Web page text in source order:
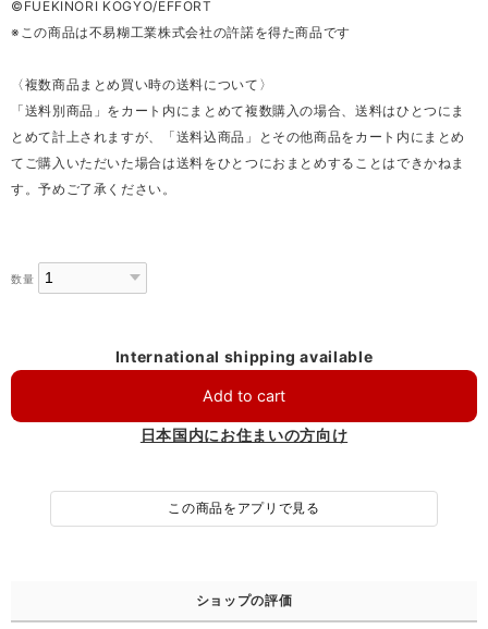
©️FUEKINORI KOGYO/EFFORT
※この商品は不易糊工業株式会社の許諾を得た商品です
〈複数商品まとめ買い時の送料について〉
「送料別商品」をカート内にまとめて複数購入の場合、送料はひとつにま
とめて計上されますが、「送料込商品」とその他商品をカート内にまとめ
てご購入いただいた場合は送料をひとつにおまとめすることはできかねま
す。予めご了承ください。
数量
International shipping available
Add to cart
日本国内にお住まいの方向け
この商品をアプリで見る
ショップの評価